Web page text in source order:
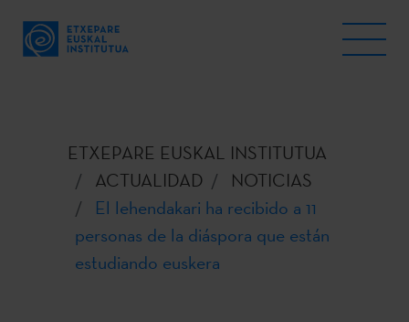
ETXEPARE EUSKAL INSTITUTUA
ACTUALIDAD
NOTICIAS
El lehendakari ha recibido a 11
personas de la diáspora que están
estudiando euskera